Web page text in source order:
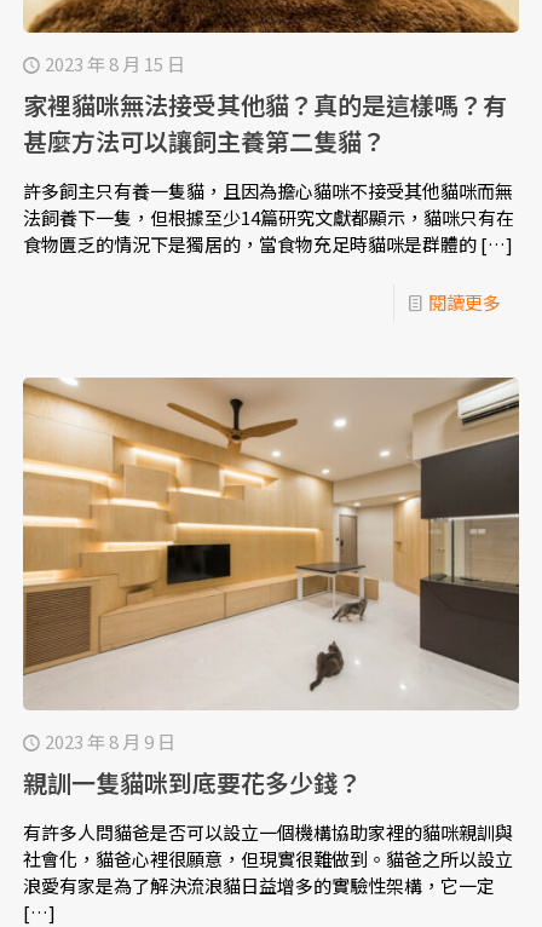
2023 年 8 月 15 日
家裡貓咪無法接受其他貓？真的是這樣嗎？有
甚麼方法可以讓飼主養第二隻貓？
許多飼主只有養一隻貓，且因為擔心貓咪不接受其他貓咪而無
法飼養下一隻，但根據至少14篇研究文獻都顯示，貓咪只有在
食物匱乏的情況下是獨居的，當食物充足時貓咪是群體的[…]
閱讀更多
2023 年 8 月 9 日
親訓一隻貓咪到底要花多少錢？
有許多人問貓爸是否可以設立一個機構協助家裡的貓咪親訓與
社會化，貓爸心裡很願意，但現實很難做到。貓爸之所以設立
浪愛有家是為了解決流浪貓日益增多的實驗性架構，它一定
[…]